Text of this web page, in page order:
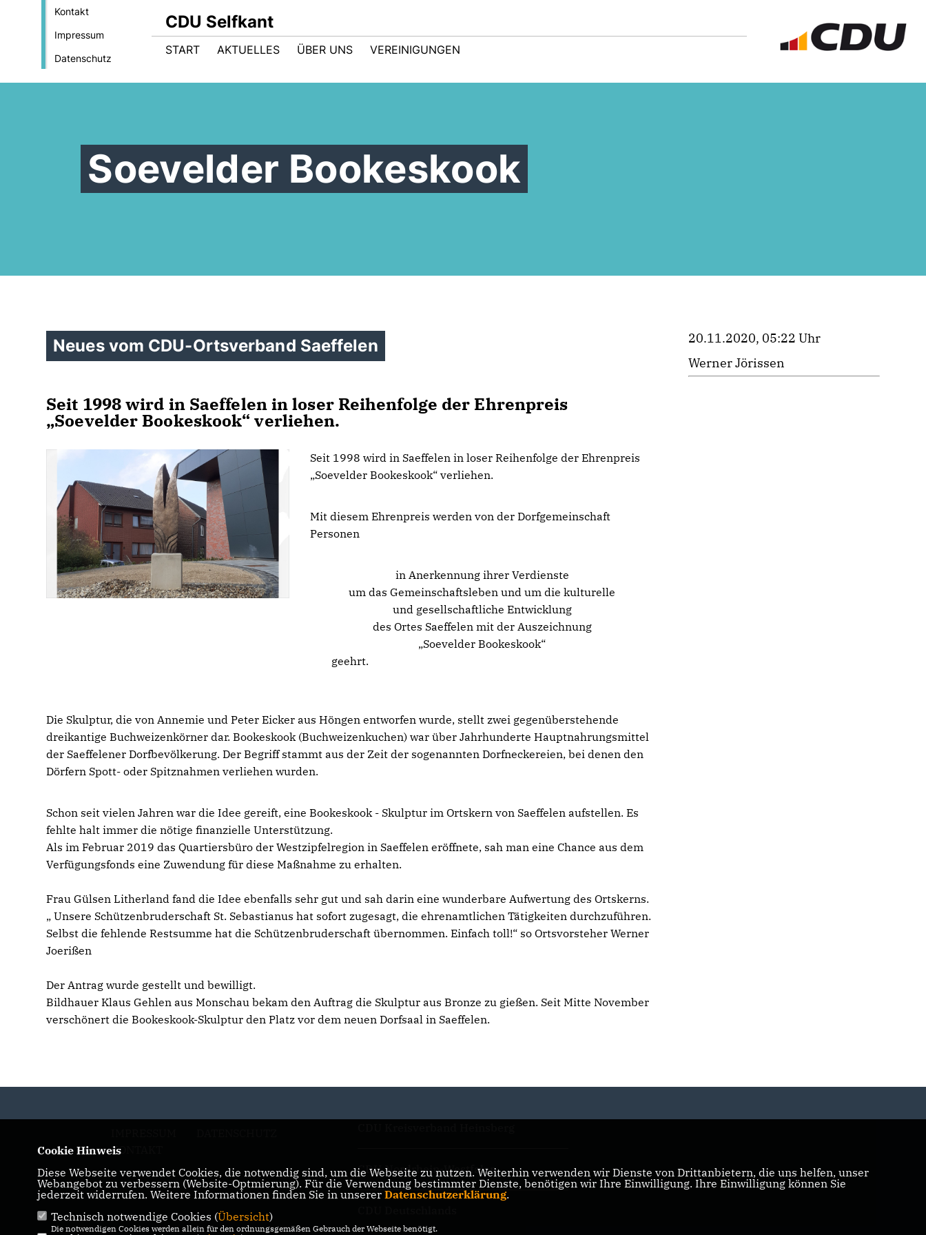
Kontakt
Impressum
Datenschutz
CDU Selfkant
START AKTUELLES ÜBER UNS VEREINIGUNGEN
Soevelder Bookeskook
Neues vom CDU-Ortsverband Saeffelen
Seit 1998 wird in Saeffelen in loser Reihenfolge der Ehrenpreis
Soevelder Bookeskook“ verliehen.
Seit 1998 wird in Saeffelen in loser Reihenfolge der Ehrenpreis
Soevelder Bookeskook“ verliehen.
Mit diesem Ehrenpreis werden von der Dorfgemeinschaft
Personen
in Anerkennung ihrer Verdienste
um das Gemeinschaftsleben und um die kulturelle
und gesellschaftliche Entwicklung
des Ortes Saeffelen mit der Auszeichnung
Soevelder Bookeskook“
geehrt.
Die Skulptur, die von Annemie und Peter Eicker aus Höngen entworfen wurde, stellt zwei gegenüberstehende
dreikantige Buchweizenkörner dar. Bookeskook (Buchweizenkuchen) war über Jahrhunderte Hauptnahrungsmittel
der Saeffelener Dorfbevölkerung. Der Begriff stammt aus der Zeit der sogenannten Dorfneckereien, bei denen den
Dörfern Spott- oder Spitznahmen verliehen wurden.
Schon seit vielen Jahren war die Idee gereift, eine Bookeskook - Skulptur im Ortskern von Saeffelen aufstellen. Es
fehlte halt immer die nötige finanzielle Unterstützung.
Als im Februar 2019 das Quartiersbüro der Westzipfelregion in Saeffelen eröffnete, sah man eine Chance aus dem
Verfügungsfonds eine Zuwendung für diese Maßnahme zu erhalten.
Frau Gülsen Litherland fand die Idee ebenfalls sehr gut und sah darin eine wunderbare Aufwertung des Ortskerns.
Unsere Schützenbruderschaft St. Sebastianus hat sofort zugesagt, die ehrenamtlichen Tätigkeiten durchzuführen.
Selbst die fehlende Restsumme hat die Schützenbruderschaft übernommen. Einfach toll!“ so Ortsvorsteher Werner
Joerißen
Der Antrag wurde gestellt und bewilligt.
Bildhauer Klaus Gehlen aus Monschau bekam den Auftrag die Skulptur aus Bronze zu gießen. Seit Mitte November
verschönert die Bookeskook-Skulptur den Platz vor dem neuen Dorfsaal in Saeffelen.
20.11.2020, 05:22 Uhr
Werner Jörissen
KONTAKT
CDU Nordrhein-Westfalen
Cookie Hinweis
Diese Webseite verwendet Cookies, die notwendig sind, um die Webseite zu nutzen. Weiterhin verwenden wir Dienste von Drittanbietern, die uns helfen, unser
Webangebot zu verbessern (Website-Optmierung). Für die Verwendung bestimmter Dienste, benötigen wir Ihre Einwilligung. Ihre Einwilligung können Sie
jederzeit widerrufen. Weitere Informationen finden Sie in unserer Datenschutzerklärung.
Technisch notwendige Cookies (Übersicht)
Die notwendigen Cookies werden allein für den ordnungsgemäßen Gebrauch der Webseite benötigt.